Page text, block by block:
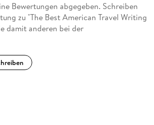
Bewertungen abgegeben. Schreiben
zu "The Best American Travel Writing
damit anderen bei der